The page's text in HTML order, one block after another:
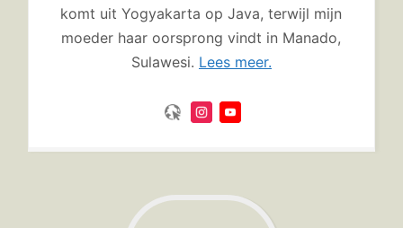
komt uit Yogyakarta op Java, terwijl mijn
moeder haar oorsprong vindt in Manado,
Sulawesi. Lees meer.